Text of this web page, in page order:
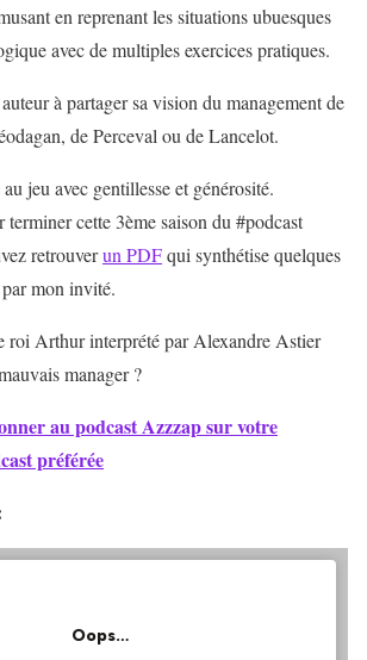
en reprenant les situations ubuesques
avec de multiples exercices pratiques.
à partager sa vision du management de
de Perceval ou de Lancelot.
jeu avec gentillesse et générosité.
terminer cette 3ème saison du #podcast
retrouverun PDFqui synthétise quelques
mon invité.
roi Arthur interprété par Alexandre Astier
manager ?
au podcast Azzzap sur votre
préférée